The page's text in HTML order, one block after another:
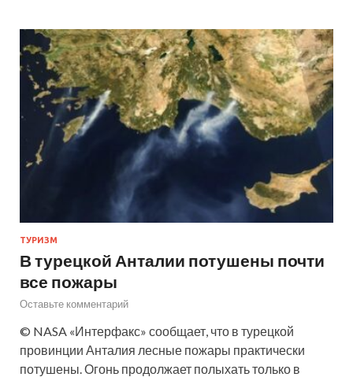
ТУРИЗМ
В турецкой Анталии потушены почти
все пожары
Оставьте комментарий
© NASA «Интерфакс» сообщает, что в турецкой
провинции Анталия лесные пожары практически
потушены. Огонь продолжает полыхать только в